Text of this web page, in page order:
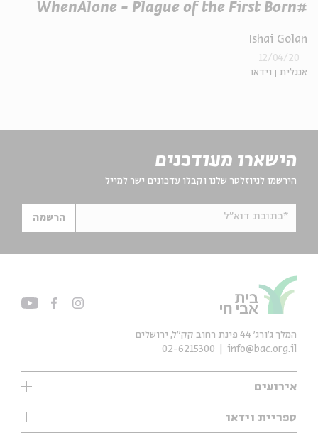
#WhenAlone - Plague of the First Born
Ishai Golan
אנגלית וידאו
12/04/20
הישארו מעודכנים
הירשמו לניוזלטר שלנו וקבלו עדכונים ישר למייל
*כתובת דוא"ל הרשמה
אירועים
עיון
אנגלית
ספריית וידאו
המלך ג'ורג' 44 פינת רחוב קק״ל, ירושלים
info@bac.org.il
02-6215300